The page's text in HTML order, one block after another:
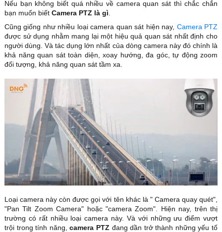
Nếu bạn không biết quá nhiều về camera quan sát thì chắc chắn
bạn muốn biết Camera PTZ là gì
Cũng giống như nhiều loại camera quan sát hiện nay, Camera PTZ
được sử dụng nhằm mang lại một hiệu quả quan sát nhất định cho
người dùng. Và tác dụng lớn nhất của dòng camera này đó chính là
khả năng quan sát toàn diện, xoay hướng, đa góc, tự động zoom
đối tượng, khả năng quan sát tầm xa.
Loại camera này còn được gọi với tên khác là " Camera quay quét",
"Pan Tilt Zoom Camera" hoặc "camera Zoom". Hiện nay, trên thị
trường có rất nhiều loại camera này. Và với những ưu điểm vượt
trội trong tính năng,camera PTZ đang dần trở thành những yếu tố